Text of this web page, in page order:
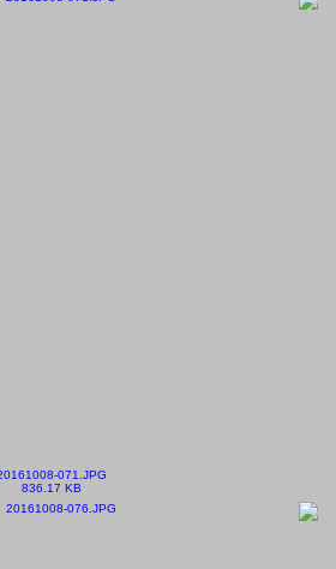
071.JPG
836.17 KB